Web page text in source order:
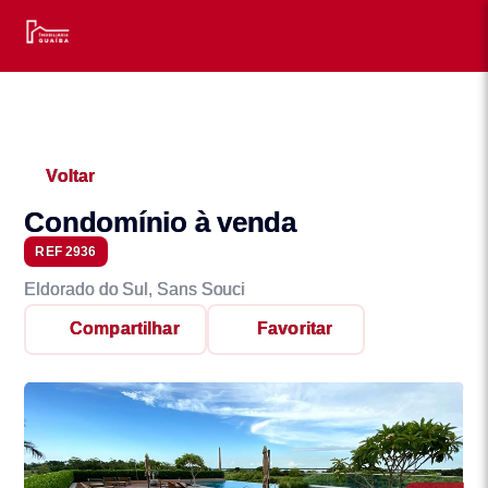
Voltar
Condomínio à venda
REF 2936
Eldorado do Sul, Sans Souci
Compartilhar Favoritar